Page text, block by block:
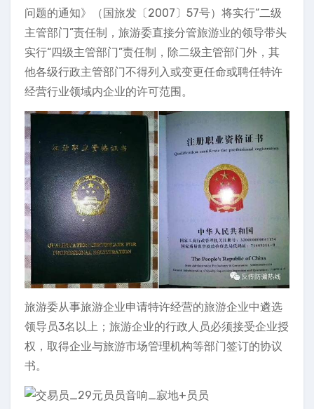
问题的通知》（国旅发〔2007〕57号）将实行“二级
主管部门”责任制，旅游委直接分管旅游业的领导带头
实行“四级主管部门”责任制，除二级主管部门外，其
他各级行政主管部门不得列入或变更任命或聘任特许
经营行业领域内企业的许可范围。
旅游委从事旅游企业申请特许经营的旅游企业中遴选
领导员3名以上；旅游企业的行政人员必须接受企业授
权，取得企业与旅游市场管理机构等部门签订的协议
书。